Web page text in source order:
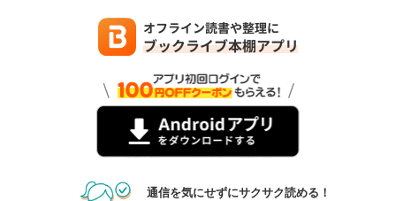
通信を気にせずにサクサク読める！